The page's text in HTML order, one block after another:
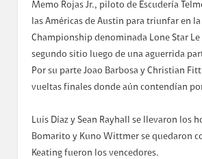
g
Memo Rojas Jr., piloto de Escudería
las Américas de Austin para triunfar en
Championship denominada Lone Star
segundo sitio luego de una aguerrida
Por su parte Joao Barbosa y Christian
vueltas finales donde aún contendían
Luis Díaz y Sean Rayhall se llevaron los
Bomarito y Kuno Wittmer se quedaron
Keating fueron los vencedores.